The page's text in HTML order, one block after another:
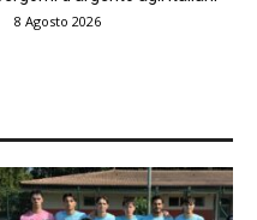
8 Agosto 2026